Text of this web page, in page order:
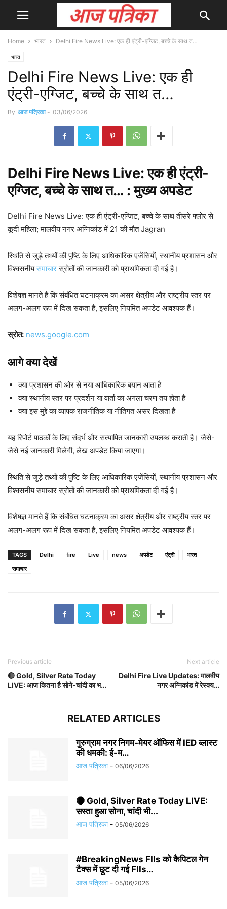
Home भारत Delhi Fire News Live: एक ही एंट्री-एग्जिट, बच्चे के साथ त…
भारत
Delhi Fire News Live: एक ही
एंट्री-एग्जिट, बच्चे के साथ त…
By आज पत्रिका - 03/06/2026
Delhi Fire News Live: एक ही एंट्री-
एग्जिट, बच्चे के साथ त… : मुख्यअपडेट
Delhi Fire News Live: एक ही एंट्री-एग्जिट, बच्चे के साथ तीसरे फ्लोर से
कूदी महिला; मालवीय नगर अग्निकांड में 21 की मौत Jagran
स्थिति से जुड़े तथ्यों की पुष्टि के लिए आधिकारिक एजेंसियों, स्थानीय प्रशासन और
विश्वसनीयसमाचारस्रोतों की जानकारी को प्राथमिकता दी गई है।
विशेषज्ञ मानते हैं कि संबंधित घटनाक्रम का असर क्षेत्रीय और राष्ट्रीय स्तर पर
अलग-अलग रूप में दिख सकता है, इसलिए नियमित अपडेट आवश्यक हैं।
स्रोत: news.google.com
आगे क्या देखें
क्या प्रशासन की ओर से नया आधिकारिक बयान आता है
क्या स्थानीय स्तर पर प्रदर्शन या वार्ता का अगला चरण तय होता है
क्या इस मुद्दे का व्यापक राजनीतिक या नीतिगत असर दिखता है
यह रिपोर्ट पाठकों के लिए संदर्भ और सत्यापित जानकारी उपलब्ध कराती है। जैसे-
जैसे नई जानकारी मिलेगी, लेख अपडेट किया जाएगा।
स्थिति से जुड़े तथ्यों की पुष्टि के लिए आधिकारिक एजेंसियों, स्थानीय प्रशासन और
विश्वसनीय समाचार स्रोतों की जानकारी को प्राथमिकता दी गई है।
विशेषज्ञ मानते हैं कि संबंधित घटनाक्रम का असर क्षेत्रीय और राष्ट्रीय स्तर पर
अलग-अलग रूप में दिख सकता है, इसलिए नियमित अपडेट आवश्यक हैं।
TAGS Delhi fire Live news अपडेट एंट्री
भारत
समाचार
Previous article
🔴 Gold, Silver Rate Today
LIVE: आज कितना है सोने-चांदी का भ…
Next article
Delhi Fire Live Updates: मालवीय
नगर अग्निकांड में रेस्क्य…
RELATED ARTICLES
गुरुग्राम नगर निगम-मेयर ऑफिस में IED ब्लास्ट
की धमकी: ई-म…
आज पत्रिका - 06/06/2026
🔴 Gold, Silver Rate Today LIVE:
सस्ता हुआ सोना, चांदी भी...
आज पत्रिका - 05/06/2026
#BreakingNews FIIs को कैपिटल गेन
टैक्स में छूट दी गई FIIs…
आज पत्रिका - 05/06/2026